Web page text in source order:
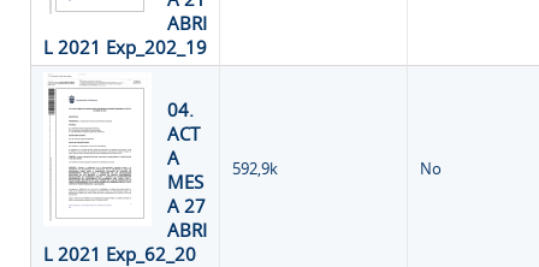
ABRI
L 2021 Exp_202_19
04.
ACT
A
MES
A 27
ABRI
L 2021 Exp_62_20
592,9k No